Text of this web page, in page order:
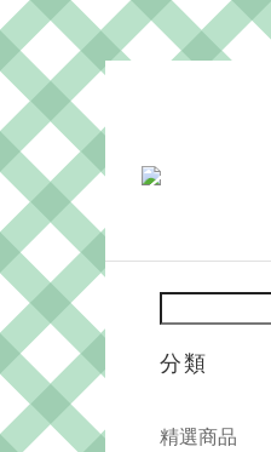
分類
精選商品